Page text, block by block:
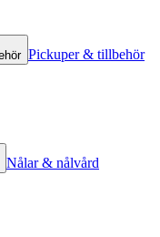
Pickuper & tillbehör
Nålar & nålvård